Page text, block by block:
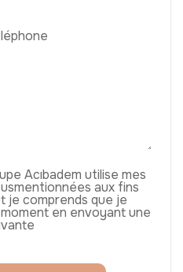
Acıbadem utilise mes
aux fins
je comprends que je
en envoyant une